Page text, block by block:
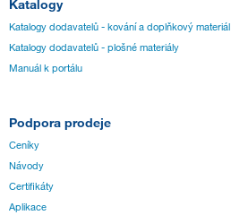
Katalogy
Katalogy dodavatelů - kování a doplňkový materiál
Katalogy dodavatelů - plošné materiály
Manuál k portálu
Podpora prodeje
Ceníky
Návody
Certifikáty
Aplikace